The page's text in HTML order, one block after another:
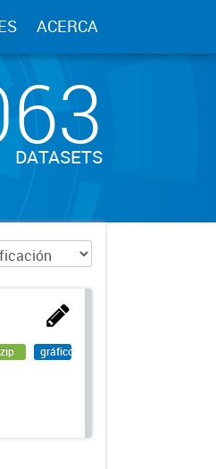
ACERCA
DATASETS
zip gráfico